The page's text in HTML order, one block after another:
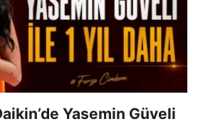
Yasemin Güveli